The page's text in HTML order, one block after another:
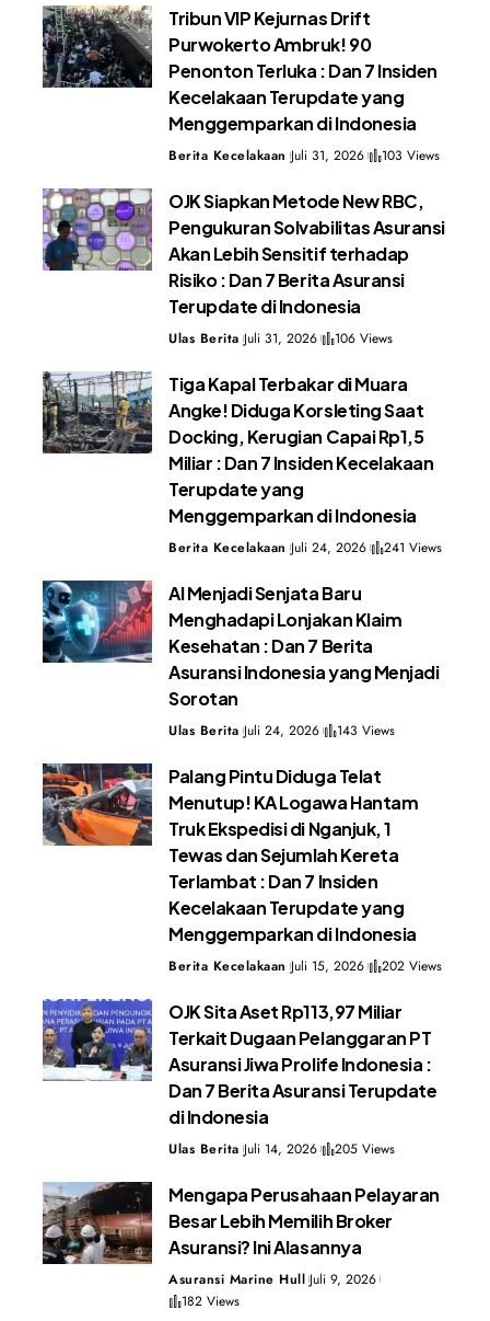
Tribun VIP Kejurnas Drift
Purwokerto Ambruk! 90
Penonton Terluka : Dan 7 Insiden
Kecelakaan Terupdate yang
Menggemparkan di Indonesia
Berita Kecelakaan Juli 31, 2026 103 Views
OJK Siapkan Metode New RBC,
Pengukuran Solvabilitas Asuransi
Akan Lebih Sensitif terhadap
Risiko : Dan 7 Berita Asuransi
Terupdate di Indonesia
Ulas Berita Juli 31, 2026 106 Views
Tiga Kapal Terbakar di Muara
Angke! Diduga Korsleting Saat
Docking, Kerugian Capai Rp1,5
Miliar : Dan 7 Insiden Kecelakaan
Terupdate yang
Menggemparkan di Indonesia
Berita Kecelakaan Juli 24, 2026 241 Views
AI Menjadi Senjata Baru
Menghadapi Lonjakan Klaim
Kesehatan : Dan 7 Berita
Asuransi Indonesia yang Menjadi
Sorotan
Ulas Berita Juli 24, 2026 143 Views
Palang Pintu Diduga Telat
Menutup! KA Logawa Hantam
Truk Ekspedisi di Nganjuk, 1
Tewas dan Sejumlah Kereta
Terlambat : Dan 7 Insiden
Kecelakaan Terupdate yang
Menggemparkan di Indonesia
Berita Kecelakaan Juli 15, 2026 202 Views
OJK Sita Aset Rp113,97 Miliar
Terkait Dugaan Pelanggaran PT
Asuransi Jiwa Prolife Indonesia :
Dan 7 Berita Asuransi Terupdate
di Indonesia
Ulas Berita Juli 14, 2026 205 Views
Mengapa Perusahaan Pelayaran
Besar Lebih Memilih Broker
Asuransi? Ini Alasannya
Asuransi Marine Hull Juli 9, 2026
182 Views